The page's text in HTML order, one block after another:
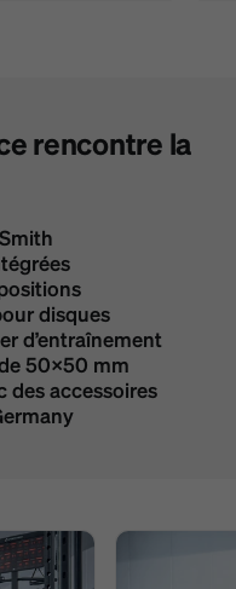
rencontre la
disques
d’entraînement
50×50 mm
des accessoires